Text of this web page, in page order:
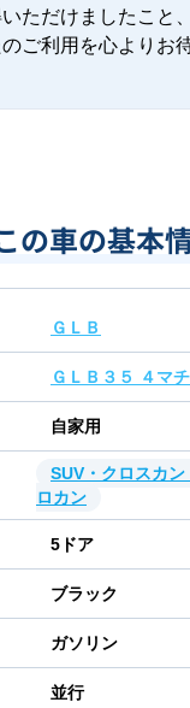
ただけましたこと
ご利用を心よりお
の車の基本
ＧＬＢ
ＧＬＢ３５ ４マ
自家用
SUV・クロスカ
ロカン
5 ドア
ブラック
ガソリン
並行